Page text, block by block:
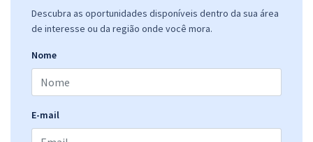
Descubra as oportunidades disponíveis dentro da sua área
de interesse ou da região onde você mora.
Nome
E-mail